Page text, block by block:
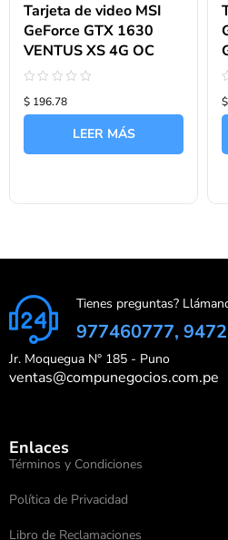
Tarjeta de video MSI
GeForce GTX 1630
VENTUS XS 4G OC
con
0
$ 196.78
LEER MÁS
Tienes preguntas?
977460777,
Jr. Moquegua N° 185 - Puno
ventas@compunegocios.com.pe
Enlaces
Términos y Condiciones
Política de Privacidad
Libro de Reclamaciones